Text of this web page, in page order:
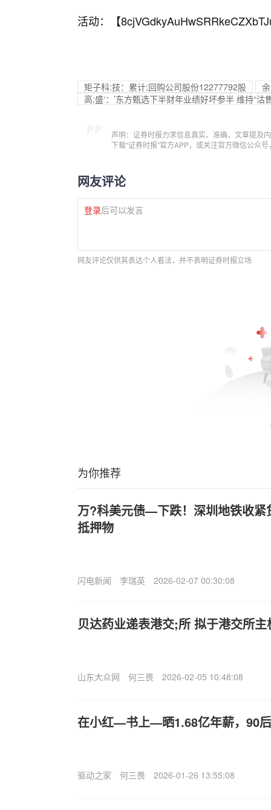
活动：【
矩子科:技：累计;回购公司股份12277792股
高;盛‘：’东方甄选下半财年业绩好坏参半 维持“沽
声明：证券时报力求信息真实、准确，文章提及
下载“证券时报”官方APP，或关注官方微信公众
网友评论
登录后可以发言
网友评论仅供其表达个人看法，并不表明证券时报立场
为你推荐
万?科美元债—下跌！深圳地铁收紧
抵押物
闪电新闻 李瑞英 2026-02-07 00:30:08
贝达药业递表港交;所 拟于港交所主
山东大众网 何三畏 2026-02-05 10:48:08
在小红—书上—晒1.68亿年薪，90
驱动之家 何三畏 2026-01-26 13:55:08